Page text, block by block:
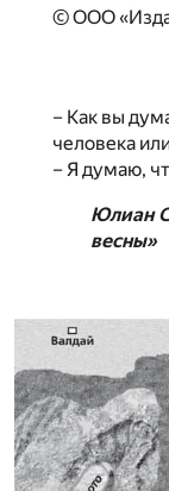
© ООО
– Как вы
человека
– Я думаю,
Юлиан
весны»